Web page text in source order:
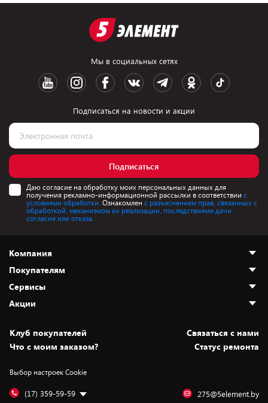
Мы в социальных сетях
Подписаться на новости и акции
Подписаться
Даю согласие на обработку моих персональных данных для
получения рекламно-информационной рассылки в соответствии с
условиями обработки. Ознакомлен с разъяснением прав, связанных с
обработкой, механизмом их реализации, последствиями дачи
согласия или отказа.
Компания
О нас
Адреса магазинов
Новости
Статьи и обзоры
Вакансии
Дай пять добру!
Покупателям
Как сделать заказ
Оплата и доставка
Безналичный расчёт
Обмен и возврат товара
Обработка персональных данных
Подарочные карты
Сервисы
Установка техники
Для игровых консолей
Для мобильных устройств
Для компьютеров
Акции
Скидки и промокоды
Белорусские товары
Бонусы
Оплата частями
Клуб покупателей
Cвязаться с нами
Что с моим заказом?
Статус ремонта
Выбор настроек Cookie
(17) 359-59-59 275@5element.by